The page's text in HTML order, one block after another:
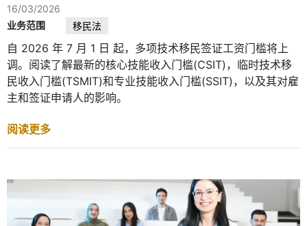
16/03/2026
业务范围
移民法
自 2026 年 7 月 1 日 起，多项技术移民签证工资门槛将上
调。阅读了解最新的核心技能收入门槛(CSIT)，临时技术移
民收入门槛(TSMIT)和专业技能收入门槛(SSIT)，以及其对雇
主和签证申请人的影响。
阅读更多